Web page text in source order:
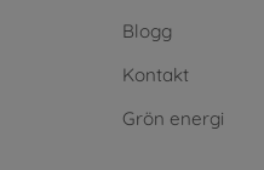
Blogg
Kontakt
Grön energi